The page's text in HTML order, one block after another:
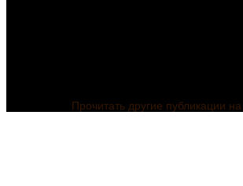
Прочитать другие публикации